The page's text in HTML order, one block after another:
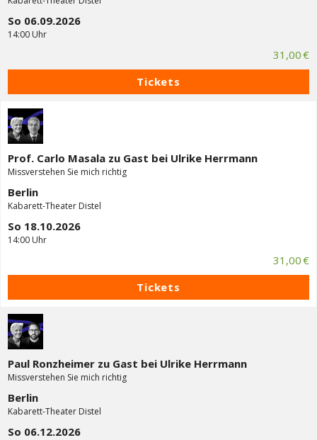
So 06.09.2026
14:00 Uhr
31,00 €
Tickets
Prof. Carlo Masala zu Gast bei Ulrike Herrmann
Missverstehen Sie mich richtig
Berlin
Kabarett-Theater Distel
So 18.10.2026
14:00 Uhr
31,00 €
Tickets
Paul Ronzheimer zu Gast bei Ulrike Herrmann
Missverstehen Sie mich richtig
Berlin
Kabarett-Theater Distel
So 06.12.2026